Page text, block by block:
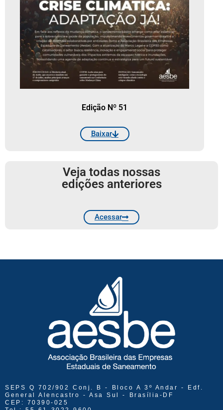
Edição Nº 51
Baixar
Veja todas nossas
edições anteriores
Acessar
SEPS Q 702/902 Conj. B - Bloco A 3º Andar - Edf.
General Alencastro - Asa Sul - Brasília-DF
CEP: 70390-025